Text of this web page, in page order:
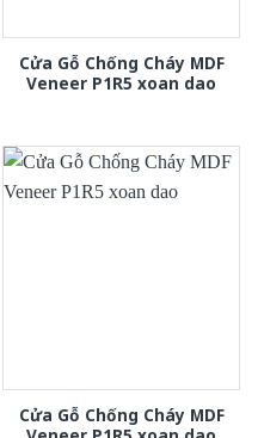
Cửa Gỗ Chống Cháy MDF
Veneer P1R5 xoan dao
Cửa Gỗ Chống Cháy MDF